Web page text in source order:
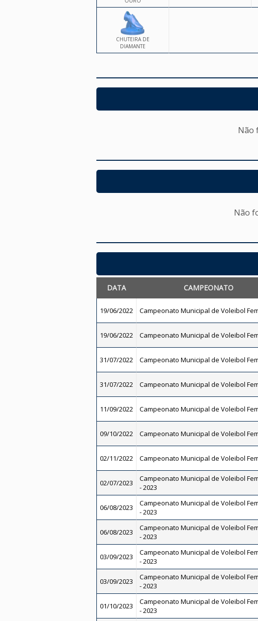
CHUTEIRA DE
DIAMANTE
Não
Não
DATA CAMPEONATO
19/06/2022 Campeonato Municipal de Voleibol
19/06/2022 Campeonato Municipal de Voleibol
31/07/2022 Campeonato Municipal de Voleibol
31/07/2022 Campeonato Municipal de Voleibol
11/09/2022 Campeonato Municipal de Voleibol
09/10/2022 Campeonato Municipal de Voleibol
02/11/2022 Campeonato Municipal de Voleibol
02/07/2023
Campeonato Municipal de Voleibol
- 2023
06/08/2023
Campeonato Municipal de Voleibol
- 2023
06/08/2023
Campeonato Municipal de Voleibol
- 2023
03/09/2023
Campeonato Municipal de Voleibol
- 2023
03/09/2023
Campeonato Municipal de Voleibol
- 2023
01/10/2023
Campeonato Municipal de Voleibol
- 2023